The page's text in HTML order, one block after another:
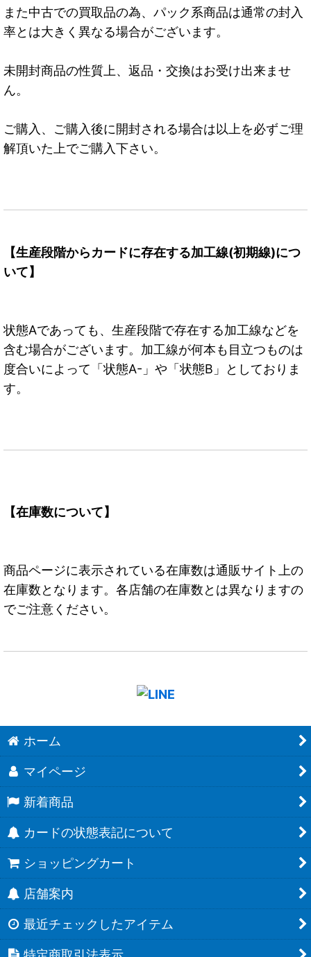
また中古での買取品の為、パック系商品は通常の封入
率とは大きく異なる場合がございます。
未開封商品の性質上、返品・交換はお受け出来ませ
ん。
ご購入、ご購入後に開封される場合は以上を必ずご理
解頂いた上でご購入下さい。
【生産段階からカードに存在する加工線(初期線)につ
いて】
状態Aであっても、生産段階で存在する加工線などを
含む場合がございます。加工線が何本も目立つものは
度合いによって「状態A-」や「状態B」としておりま
す。
【在庫数について】
商品ページに表示されている在庫数は通販サイト上の
在庫数となります。各店舗の在庫数とは異なりますの
でご注意ください。
ホーム
マイページ
新着商品
カードの状態表記について
ショッピングカート
店舗案内
最近チェックしたアイテム